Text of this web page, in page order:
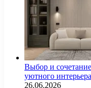
Выбор и
уютного интерьера
26.06.2026